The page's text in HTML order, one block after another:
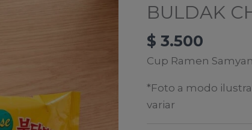
BULDAK
$ 3.500
Cup Ramen
*Foto a modo
variar